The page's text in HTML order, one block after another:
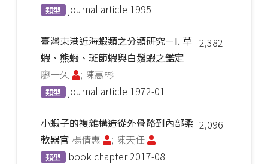
類型 journal article 1995
2,382
臺灣東港近海蝦類之分類研究－I. 草
蝦、熊蝦、斑節蝦與白鬚蝦之鑑定
廖一久
; 陳惠彬
類型 journal article 1972-01
2,096
小蝦子的複雜構造從外骨骼到內部柔
軟器官 楊倩惠 ; 陳天任
類型 book chapter2017-08